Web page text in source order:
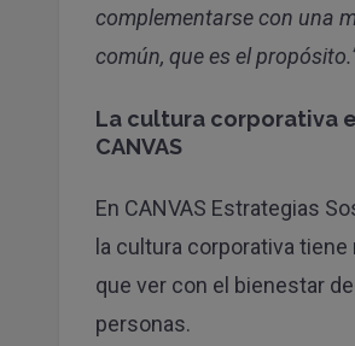
complementarse con una
común, que es el
La cultura corporativa
CANVAS
En CANVAS Estrategias
la cultura corporativa
que ver con el bienestar
personas.